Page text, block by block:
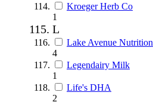
Kroeger Herb Co
1
L
Lake Avenue Nutrition
4
Legendairy Milk
1
Life's DHA
2